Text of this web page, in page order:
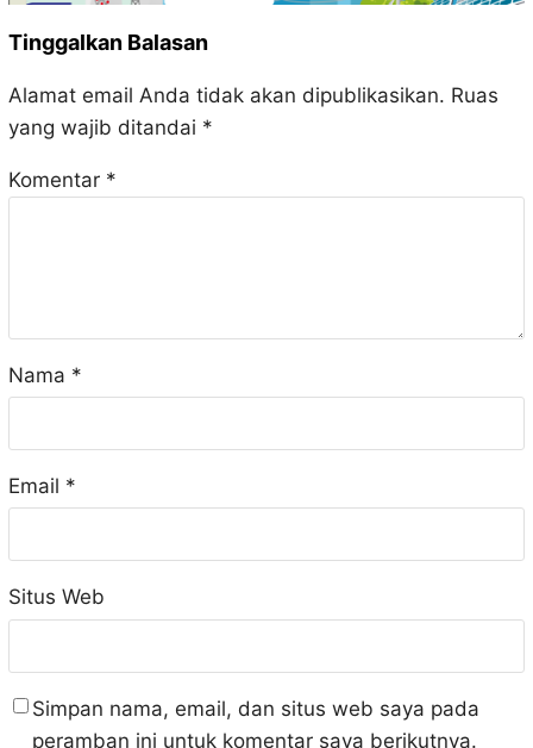
Tinggalkan Balasan
Alamat email Anda tidak akan dipublikasikan. Ruas
yang wajib ditandai *
Komentar *
Nama *
Email *
Situs Web
Simpan nama, email, dan situs web saya pada
peramban ini untuk komentar saya berikutnya.